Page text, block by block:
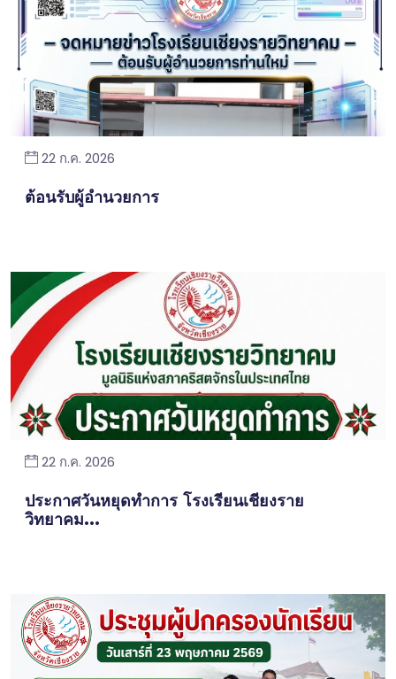
22 ก.ค. 2026
ต้อนรับผู้อำนวยการ
22 ก.ค. 2026
ประกาศวันหยุดทำการ โรงเรียนเชียงราย
วิทยาคม...